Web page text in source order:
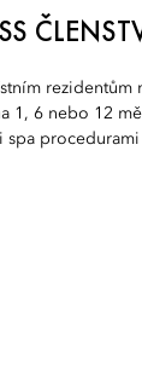
rezidentům
1, 6 nebo 12
spa